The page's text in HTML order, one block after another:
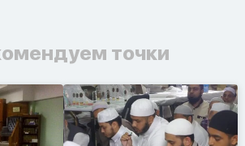
точки